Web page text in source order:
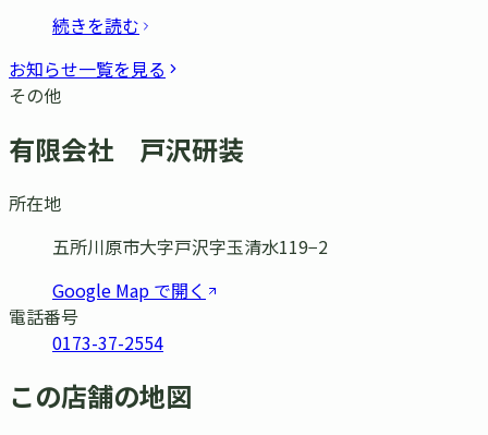
続きを読む
お知らせ一覧を見る
その他
有限会社 戸沢研装
所在地
五所川原市大字戸沢字玉清水119−2
Google Map で開く
電話番号
0173-37-2554
この店舗の地図